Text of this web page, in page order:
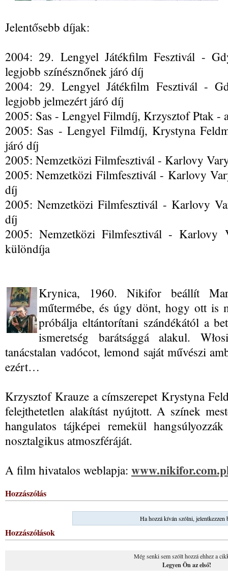
Jelentősebb díjak:
2004: 29. Lengyel Játékfilm Fesztivál -
legjobb színésznőnek járó díj
2004: 29. Lengyel Játékfilm Fesztivál -
legjobb jelmezért járó díj
2005: Sas - Lengyel Filmdíj, Krzysztof Ptak -
2005: Sas - Lengyel Filmdíj, Krystyna
járó díj
2005: Nemzetközi Filmfesztivál - Karlovy
2005: Nemzetközi Filmfesztivál - Karlovy
díj
2005: Nemzetközi Filmfesztivál - Karlovy
díj
2005: Nemzetközi Filmfesztivál -
különdíja
Krynica, 1960. Nikifor beállít
műtermébe, és úgy dönt, hogy ott is
próbálja eltántorítani szándékától a
ismeretség barátsággá alakul.
tanácstalan vadócot, lemond saját művészi
ezért…
Krzysztof Krauze a címszerepet Krystyna
felejthetetlen alakítást nyújtott. A színek
hangulatos tájképei remekül
nosztalgikus atmoszféráját.
A film hivatalos weblapja:
Hozzászólás
Ha hozzá kíván szólni, jelentkezzen
Hozzászólások
Még senki sem szólt hozzá ehhez a
Legyen Ön az első!